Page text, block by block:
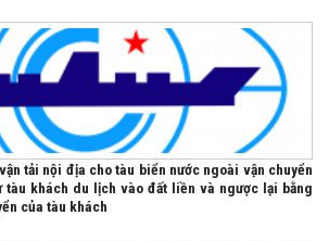
tải nội địa cho tàu biển nước ngoài vận chuyển
tàu khách du lịch vào đất liền và ngược lại bằng
của tàu khách